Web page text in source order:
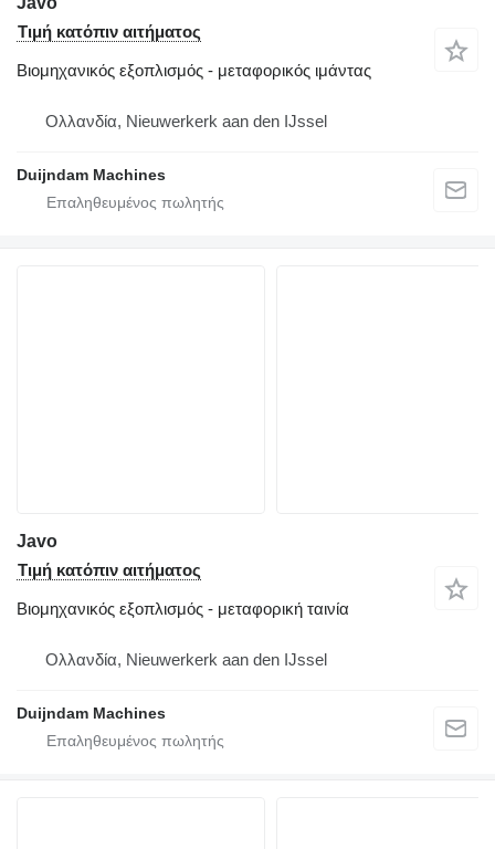
Τιμή κατόπιν αιτήματος
Βιομηχανικός εξοπλισμός - μεταφορικός ιμάντας
Ολλανδία, Nieuwerkerk aan den IJssel
Duijndam Machines
Javo
Τιμή κατόπιν αιτήματος
Βιομηχανικός εξοπλισμός - μεταφορική ταινία
Ολλανδία, Nieuwerkerk aan den IJssel
Duijndam Machines